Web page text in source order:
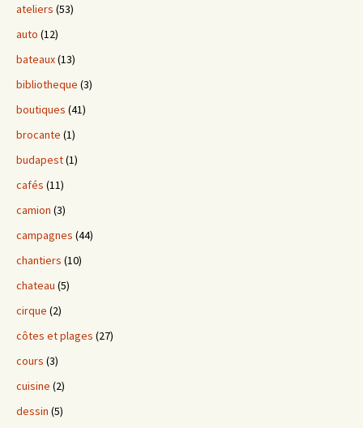
ateliers (53)
auto (12)
bateaux(13)
bibliotheque (3)
boutiques (41)
brocante (1)
budapest(1)
cafés (11)
camion (3)
campagnes (44)
chantiers (10)
chateau (5)
cirque (2)
côtes et plages (27)
cours (3)
cuisine (2)
dessin (5)